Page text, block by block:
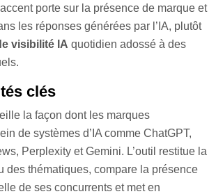
porte sur la présence de marque et
les réponses générées par l’IA, plutôt
visibilité IA quotidien adossé à des
clés
la façon dont les marques
de systèmes d’IA comme ChatGPT,
Perplexity et Gemini. L’outil restitue la
des thématiques, compare la présence
de ses concurrents et met en